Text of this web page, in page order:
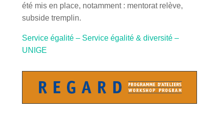
été mis en place, notamment : mentorat relève,
subside tremplin.
Service égalité – Service égalité & diversité –
UNIGE